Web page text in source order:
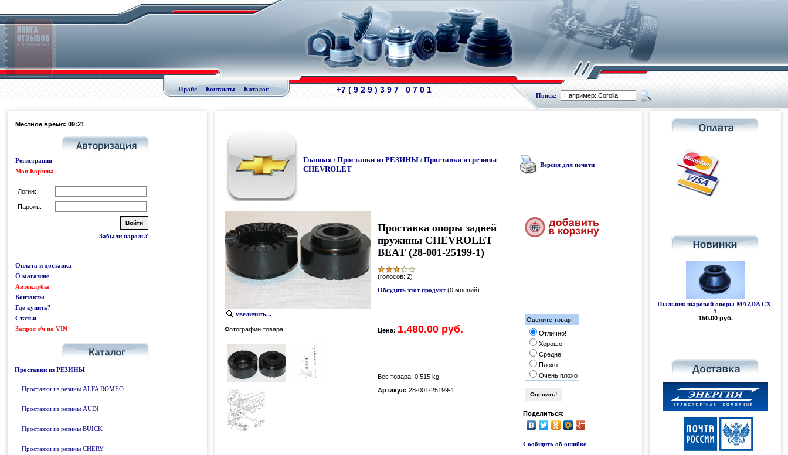
Прайс Контакты Каталог +7 ( 9 2 9 ) 3 9 7 0 7 0 1
Поиск:
Местное время: 09:21
Регистрация
Моя Корзина
Логин:
Пароль:
Забыли пароль?
Оплата и доставка
О магазине
Автоклубы
Контакты
Где купить?
Статьи
Запрос з/ч по VIN
Проставки из РЕЗИНЫ
Проставки из резины ALFA ROMEO
Проставки из резины AUDI
Проставки из резины BUICK
Проставки из резины CHERY
Главная / Проставки из РЕЗИНЫ / Проставки из резины
CHEVROLET
Версия для печати
увеличить...
Фотографии товара:
Проставка опоры задней
пружины CHEVROLET
BEAT (28-001-25199-1)
(голосов: 2)
Обсудить этот продукт(0 мнений)
Цена: 1,480.00 руб.
Оцените товар!
Отлично!
Хорошо
Средне
Плохо
Очень плохо
Поделиться:
Сообщить об ошибке
Вес товара: 0.515 kg
Артикул: 28-001-25199-1
Пыльник шаровой опоры MAZDA CX-
5
150.00 руб.
Силиконовый пыльник шаровой
опоры MAZDA CX-5
300.00 руб.